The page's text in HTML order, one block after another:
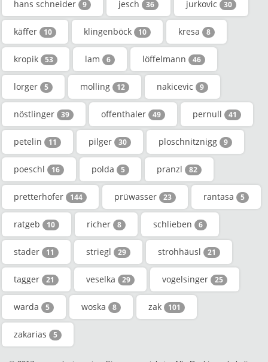
hans schneider 9 jesch 36 jurkovic 30
käffer 10 klingenböck 10 kresa 8
kropik 53 lam 6 löffelmann 46
lorger 5 molling 12 nakicevic 9
nöstlinger 39 offenthaler 49 pernull 41
petelin 11 pilger 30 ploschnitznigg 9
poeschl 16 polda 5 pranzl 82
pretterhofer 144 prüwasser 23 rantasa 5
ratgeb 10 richer 8 schlieben 6
stader 11 striegl 29 strohhäusl 21
tagger 21 veselka 29 vogelsinger 25
warda 5 woska 8 zak 101
zakarias 5